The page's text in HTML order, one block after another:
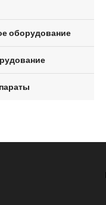
оборудование